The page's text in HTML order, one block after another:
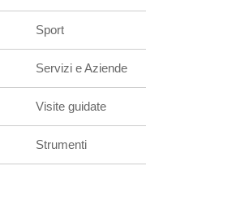
Sport
Servizi e Aziende
Visite guidate
Strumenti